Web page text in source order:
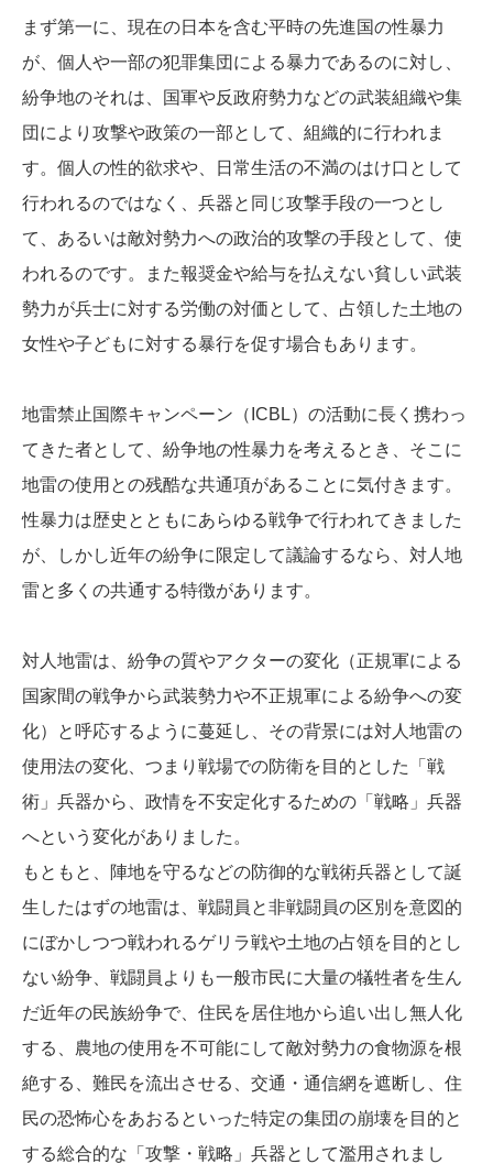
まず第一に、現在の日本を含む平時の先進国の性暴力
が、個人や一部の犯罪集団による暴力であるのに対し、
紛争地のそれは、国軍や反政府勢力などの武装組織や集
団により攻撃や政策の一部として、組織的に行われま
す。個人の性的欲求や、日常生活の不満のはけ口として
行われるのではなく、兵器と同じ攻撃手段の一つとし
て、あるいは敵対勢力への政治的攻撃の手段として、使
われるのです。また報奨金や給与を払えない貧しい武装
勢力が兵士に対する労働の対価として、占領した土地の
女性や子どもに対する暴行を促す場合もあります。
地雷禁止国際キャンペーン（ICBL）の活動に長く携わっ
てきた者として、紛争地の性暴力を考えるとき、そこに
地雷の使用との残酷な共通項があることに気付きます。
性暴力は歴史とともにあらゆる戦争で行われてきました
が、しかし近年の紛争に限定して議論するなら、対人地
雷と多くの共通する特徴があります。
対人地雷は、紛争の質やアクターの変化（正規軍による
国家間の戦争から武装勢力や不正規軍による紛争への変
化）と呼応するように蔓延し、その背景には対人地雷の
使用法の変化、つまり戦場での防衛を目的とした「戦
術」兵器から、政情を不安定化するための「戦略」兵器
へという変化がありました。
もともと、陣地を守るなどの防御的な戦術兵器として誕
生したはずの地雷は、戦闘員と非戦闘員の区別を意図的
にぼかしつつ戦われるゲリラ戦や土地の占領を目的とし
ない紛争、戦闘員よりも一般市民に大量の犠牲者を生ん
だ近年の民族紛争で、住民を居住地から追い出し無人化
する、農地の使用を不可能にして敵対勢力の食物源を根
絶する、難民を流出させる、交通・通信網を遮断し、住
民の恐怖心をあおるといった特定の集団の崩壊を目的と
する総合的な「攻撃・戦略」兵器として濫用されまし